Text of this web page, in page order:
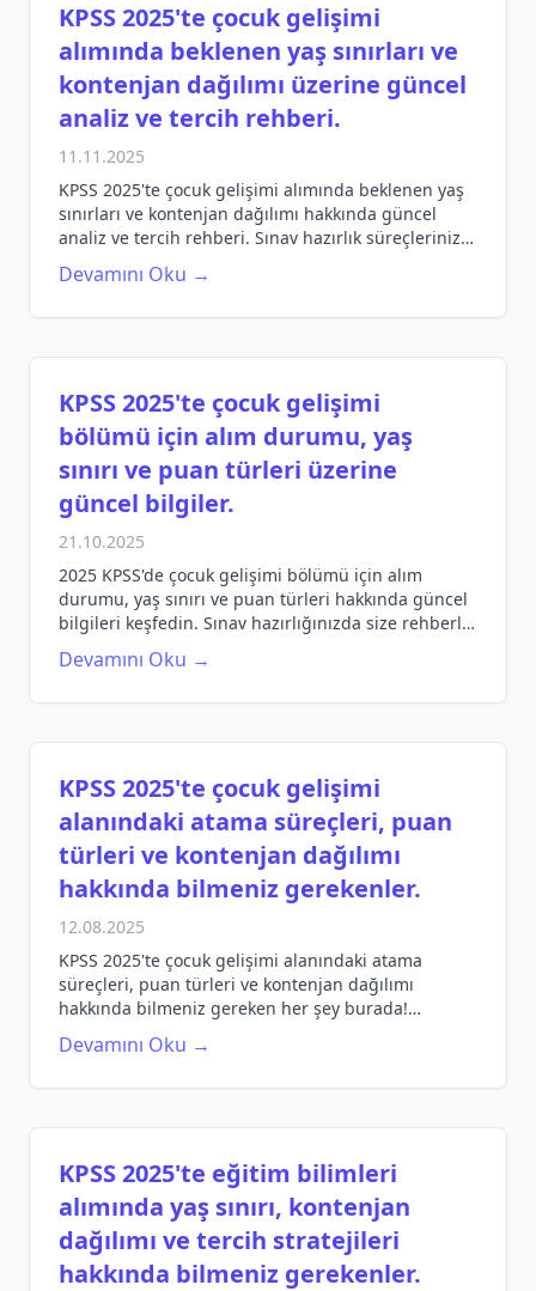
KPSS 2025'te çocuk gelişimi
alımında beklenen yaş sınırları ve
kontenjan dağılımı üzerine güncel
analiz ve tercih rehberi.
11.11.2025
KPSS 2025'te çocuk gelişimi alımında beklenen yaş
sınırları ve kontenjan dağılımı hakkında güncel
analiz ve tercih rehberi. Sınav hazırlık süreçlerinizi
en iyi şekilde yönetin!
Devamını Oku →
KPSS 2025'te çocuk gelişimi
bölümü için alım durumu, yaş
sınırı ve puan türleri üzerine
güncel bilgiler.
21.10.2025
2025 KPSS'de çocuk gelişimi bölümü için alım
durumu, yaş sınırı ve puan türleri hakkında güncel
bilgileri keşfedin. Sınav hazırlığınızda size rehberlik
edecek detaylar burada!
Devamını Oku →
KPSS 2025'te çocuk gelişimi
alanındaki atama süreçleri, puan
türleri ve kontenjan dağılımı
hakkında bilmeniz gerekenler.
12.08.2025
KPSS 2025'te çocuk gelişimi alanındaki atama
süreçleri, puan türleri ve kontenjan dağılımı
hakkında bilmeniz gereken her şey burada!
Hazırlığınızı en iyi şekilde yapın.
Devamını Oku →
KPSS 2025'te eğitim bilimleri
alımında yaş sınırı, kontenjan
dağılımı ve tercih stratejileri
hakkında bilmeniz gerekenler.